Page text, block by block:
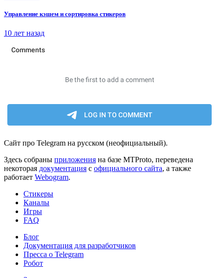
Управление кэшем и сортировка стикеров
10 лет назад
Сайт про Telegram на русском (неофициальный).
Здесь собраны приложения на базе MTProto, переведена
некоторая документация с официального сайта, а также
работает Webogram.
Стикеры
Каналы
Игры
FAQ
Блог
Документация для разработчиков
Пресса о Telegram
Робот